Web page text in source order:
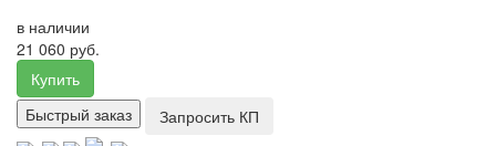
в наличии
21 060 руб.
Купить
Быстрый заказ
Запросить КП